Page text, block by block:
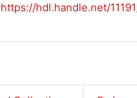
https://hdl.handle.net/